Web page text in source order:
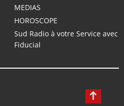
MEDIAS
HOROSCOPE
Sud Radio à votre Service avec
Fiducial